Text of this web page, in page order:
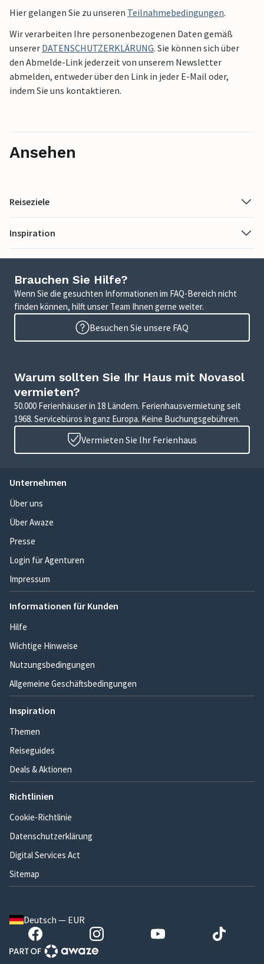
Hier gelangen Sie zu unseren Teilnahmebedingungen.
Wir verarbeiten Ihre personenbezogenen Daten gemäß
unserer DATENSCHUTZERKLÄRUNG. Sie können sich über
den Abmelde-Link jederzeit von unserem Newsletter
abmelden, entweder über den Link in jeder E-Mail oder,
indem Sie uns kontaktieren.
Ansehen
Reiseziele
Inspiration
Brauchen Sie Hilfe?
Wenn Sie die gesuchten Informationen im FAQ-Bereich nicht
finden können, hilft unser Team Ihnen gerne weiter.
Besuchen Sie unsere FAQ
Warum sollten Sie Ihr Haus mit Novasol
vermieten?
50.000 Ferienhäuser in 18 Ländern. Ferienhausvermietung seit
1968. Servicebüros in ganz Europa. Keine Buchungsgebühren.
Vermieten Sie Ihr Ferienhaus
Unternehmen
Über uns
Über Awaze
Presse
Login für Agenturen
Impressum
Informationen für Kunden
Hilfe
Wichtige Hinweise
Nutzungsbedingungen
Allgemeine Geschäftsbedingungen
Inspiration
Themen
Reiseguides
Deals & Aktionen
Richtlinien
Cookie-Richtlinie
Datenschutzerklärung
Digital Services Act
Sitemap
Deutsch — EUR